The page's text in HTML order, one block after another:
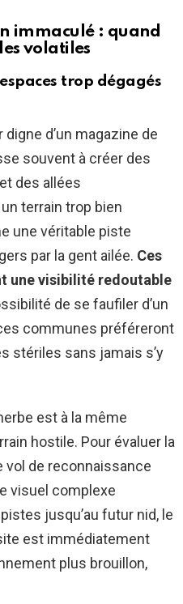
immaculé : quand
volatiles
trop dégagés
d’un magazine de
souvent à créer des
des allées
terrain trop bien
une véritable piste
par la gent ailée. Ces
une visibilité redoutable
de se faufiler d’un
communes préféreront
stériles sans jamais s’y
est à la même
hostile. Pour évaluer la
vol de reconnaissance
visuel complexe
jusqu’au futur nid, le
est immédiatement
plus brouillon,